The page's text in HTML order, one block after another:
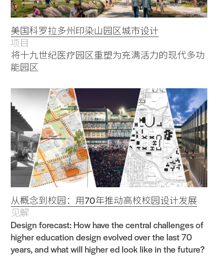
美国科罗拉多州印染山园区城市设计
项目
将十九世纪医疗园区重塑为充满活力的现代多功
能园区
从概念到校园：用70年推动高校校园设计发展
见解
Design forecast: How have the central challenges of
higher education design evolved over the last 70
years, and what will higher ed look like in the future?
Practice
Projects
People
Voices
Search Sasaki